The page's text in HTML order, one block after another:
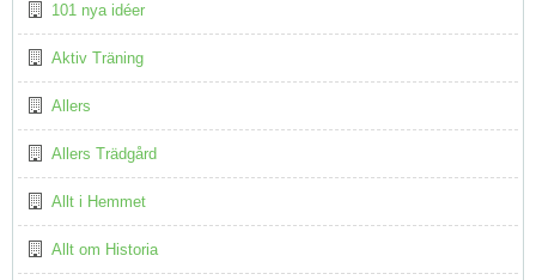
101 nya idéer
Aktiv Träning
Allers
Allers Trädgård
Allt i Hemmet
Allt om Historia